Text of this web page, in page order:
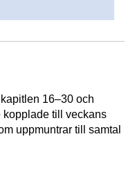
16–30 och
kopplade till veckans
uppmuntrar till samtal